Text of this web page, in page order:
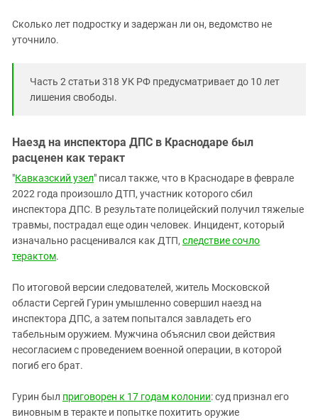
Сколько лет подростку и задержан ли он, ведомство не
уточнило.
Часть 2 статьи 318 УК РФ предусматривает до 10 лет
лишения свободы.
Наезд на инспектора ДПС в Краснодаре был
расценен как теракт
"Кавказский узел" писал также, что в Краснодаре в феврале
2022 года произошло ДТП, участник которого сбил
инспектора ДПС. В результате полицейский получил тяжелые
травмы, пострадал еще один человек. Инцидент, который
изначально расценивался как ДТП, следствие сочло
терактом.
По итоговой версии следователей, житель Московской
области Сергей Гурин умышленно совершил наезд на
инспектора ДПС, а затем попытался завладеть его
табельным оружием. Мужчина объяснил свои действия
несогласием с проведением военной операции, в которой
погиб его брат.
Гурин был приговорен к 17 годам колонии: суд признал его
виновным в теракте и попытке похитить оружие